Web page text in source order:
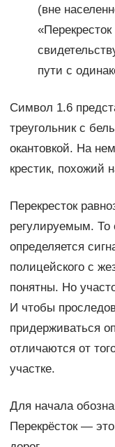
(вне
пути с
Символ 1.6
треугольник с
окантовкой. На
крестик, похожий
Перекресток
регулируемым. То
определяется
полицейского с
понятны. Но
И чтобы
придерживаться
отличаются от
участке.
Для начала
Перекрёсток —